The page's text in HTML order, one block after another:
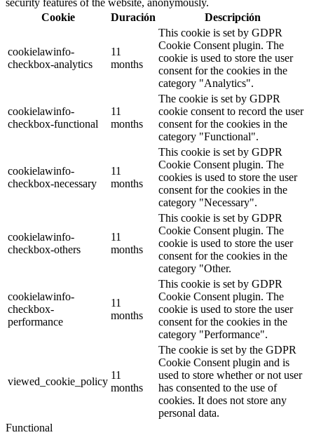
security features of the website, anonymously.
Cookie
Duración Descripción
cookielawinfo-
checkbox-analytics
11
months
This cookie is set by GDPR
Cookie Consent plugin. The
cookie is used to store the user
consent for the cookies in the
category "Analytics".
cookielawinfo-
checkbox-functional
11
months
The cookie is set by GDPR
cookie consent to record the user
consent for the cookies in the
category "Functional".
cookielawinfo-
checkbox-necessary
11
months
This cookie is set by GDPR
Cookie Consent plugin. The
cookies is used to store the user
consent for the cookies in the
category "Necessary".
cookielawinfo-
checkbox-others
11
months
This cookie is set by GDPR
Cookie Consent plugin. The
cookie is used to store the user
consent for the cookies in the
category "Other.
cookielawinfo-
checkbox-
performance
11
months
This cookie is set by GDPR
Cookie Consent plugin. The
cookie is used to store the user
consent for the cookies in the
category "Performance".
viewed_cookie_policy
11
months
The cookie is set by the GDPR
Cookie Consent plugin and is
used to store whether or not user
has consented to the use of
cookies. It does not store any
personal data.
Functional